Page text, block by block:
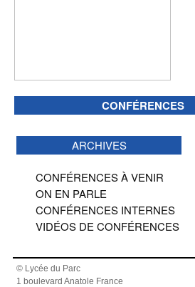
CONFÉRENCES
ARCHIVES
CONFÉRENCES À VENIR
ON EN PARLE
CONFÉRENCES INTERNES
VIDÉOS DE CONFÉRENCES
© Lycée du Parc
1 boulevard Anatole France